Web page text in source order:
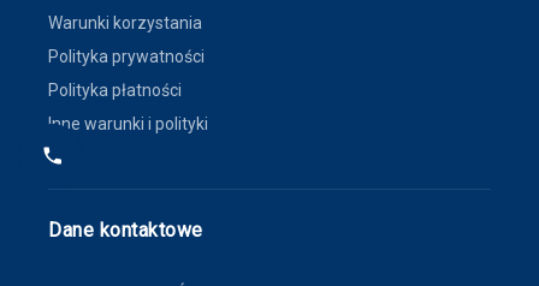
Warunki korzystania
Polityka prywatności
Polityka płatności
Inne warunki i polityki
Dane kontaktowe